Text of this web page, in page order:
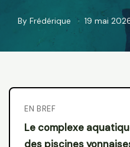
By Frédérique 19 mai
EN BREF
Le complexe
des piscines